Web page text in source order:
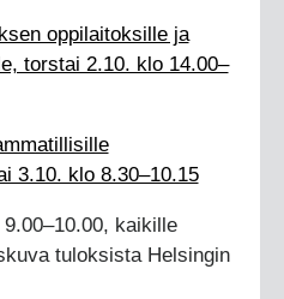
oppilaitoksille ja
torstai 2.10. klo 14.00–
3.10. klo 8.30–10.15
kaikille
tuloksista Helsingin